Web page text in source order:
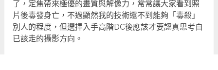
了，定焦帶來極優的畫質與解像力，常常讓大家看到照
片後毒發身亡，不過顯然我的技術還不到能夠「毒殺」
別人的程度，但選擇入手高階DC後應該才要認真思考自
已該走的攝影方向。